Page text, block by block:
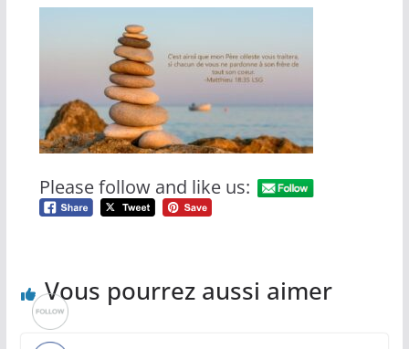
Please follow and like us:
Vous pourrez aussi aimer